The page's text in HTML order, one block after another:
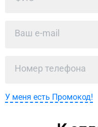
У меня есть Промокод!